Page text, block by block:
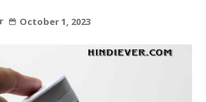
October 1, 2023